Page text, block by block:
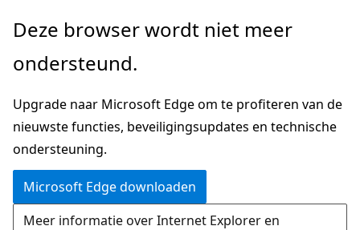
Naar
gaan
Deze browser wordt niet meer
ondersteund.
Upgrade naar Microsoft Edge om te profiteren van de
nieuwste functies, beveiligingsupdates en technische
ondersteuning.
Microsoft Edge downloaden
Meer informatie over Internet Explorer en